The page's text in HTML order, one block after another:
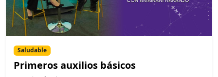
Saludable
Primeros auxilios básicos